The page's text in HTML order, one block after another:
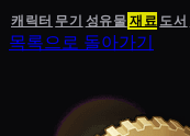
캐릭터 무기 성유물재료도서
목록으로 돌아가기